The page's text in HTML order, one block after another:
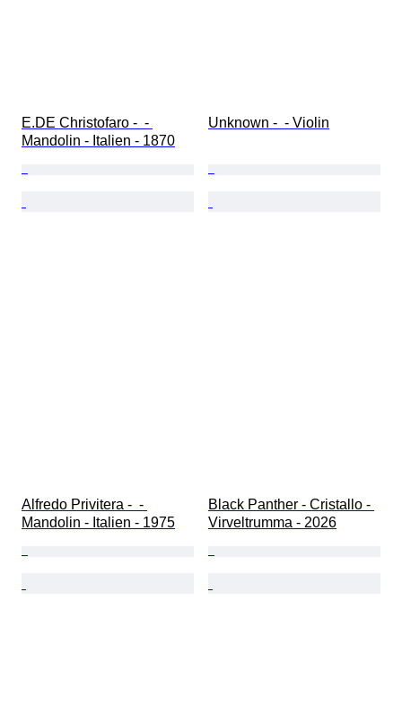
E.DE Christofaro -  -
Mandolin - Italien - 1870
Unknown -  - Violin
Alfredo Privitera -  -
Mandolin - Italien - 1975
Black Panther - Cristallo -
Virveltrumma - 2026